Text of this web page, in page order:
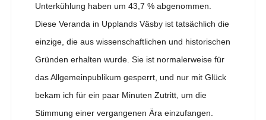
Unterkühlung haben um 43,7 % abgenommen.
Diese Veranda in Upplands Väsby ist tatsächlich die
einzige, die aus wissenschaftlichen und historischen
Gründen erhalten wurde. Sie ist normalerweise für
das Allgemeinpublikum gesperrt, und nur mit Glück
bekam ich für ein paar Minuten Zutritt, um die
Stimmung einer vergangenen Ära einzufangen.